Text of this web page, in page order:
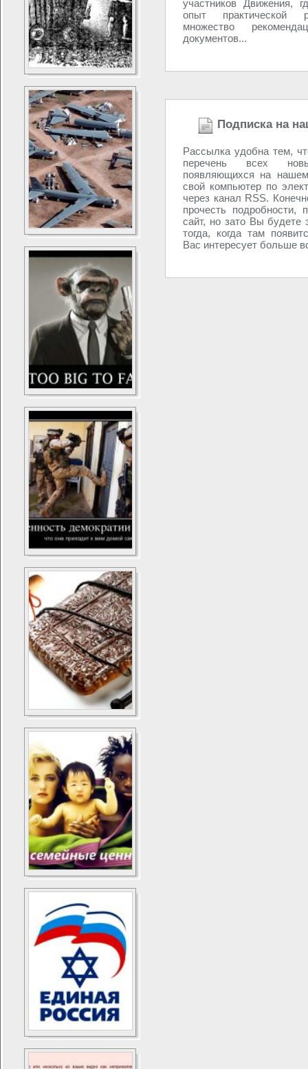
участников Движения,
опыт практической
множество
документов...
Подписка на
Рассылка удобна тем,
перечень всех
появляющихся на
свой компьютер по
через канал RSS.
прочесть подробности,
сайт, но зато Вы будете
тогда, когда там
Вас интересует больше